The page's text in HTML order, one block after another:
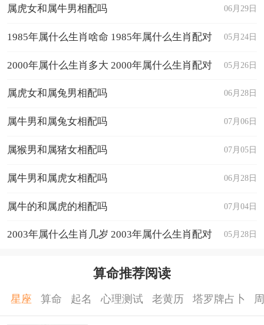
06月29日
属虎女和属牛男相配吗
05月24日
1985年属什么生肖啥命 1985年属什么生肖配对
05月26日
2000年属什么生肖多大 2000年属什么生肖配对
06月28日
属虎女和属兔男相配吗
07月06日
属牛男和属兔女相配吗
07月05日
属猴男和属猪女相配吗
06月28日
属牛男和属虎女相配吗
07月04日
属牛的和属虎的相配吗
05月28日
2003年属什么生肖几岁 2003年属什么生肖配对
算命推荐阅读
星座 算命 起名 心理测试 老黄历 塔罗牌占卜